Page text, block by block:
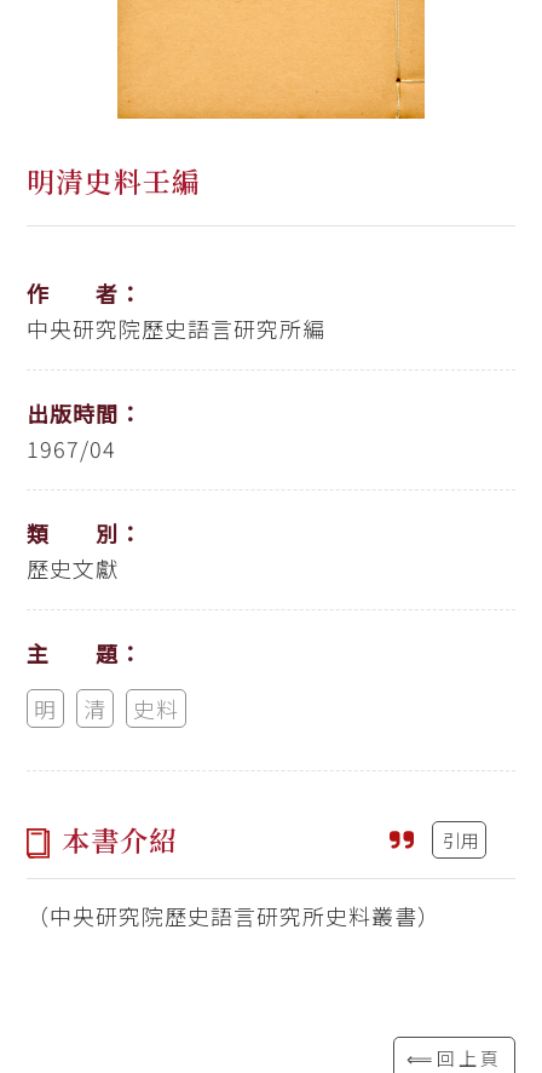
明清史料壬編
作 者：
中央研究院歷史語言研究所編
出版時間：
1967/04
類 別：
歷史文獻
主 題：
明
清 史料
本書介紹 引用
（中央研究院歷史語言研究所史料叢書）
⟸回上頁